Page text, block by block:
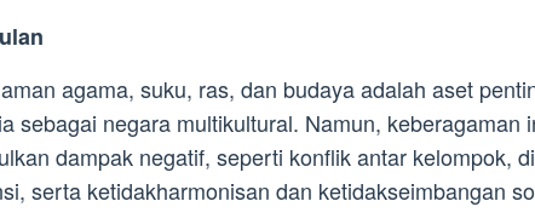
agama, suku, ras, dan budaya adalah aset
sebagai negara multikultural. Namun, keberagaman
dampak negatif, seperti konflik antar kelompok,
serta ketidakharmonisan dan ketidakseimbangan